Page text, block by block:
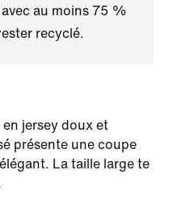
au moins 75 %
recyclé.
jersey doux et
présente une coupe
La taille large te